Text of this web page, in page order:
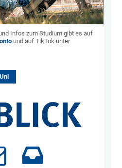
Infos zum Studium gibt es auf
und auf TikTok unter